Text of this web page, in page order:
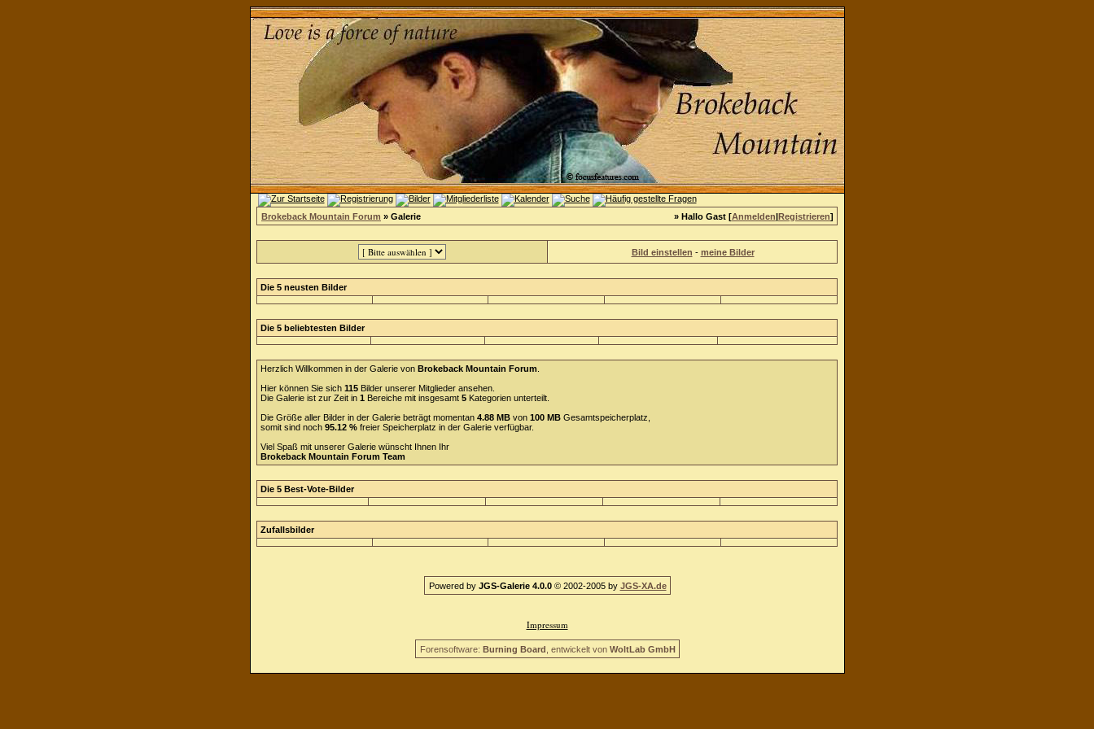
Brokeback Mountain Forum » Galerie » Hallo Gast [Anmelden|Registrieren]
Bild einstellen - meine Bilder
Die 5 neusten Bilder
Die 5 beliebtesten Bilder
Herzlich Willkommen in der Galerie von Brokeback Mountain Forum
Hier können Sie sich 115 Bilder unserer Mitglieder ansehen.
Die Galerie ist zur Zeit in 1 Bereiche mit insgesamt 5 Kategorien unterteilt.
Die Größe aller Bilder in der Galerie beträgt momentan 4.88 MB von 100 MB Gesamtspeicherplatz,
somit sind noch 95.12 % freier Speicherplatz in der Galerie verfügbar.
Viel Spaß mit unserer Galerie wünscht Ihnen Ihr
Brokeback Mountain Forum Team
Die 5 Best-Vote-Bilder
Zufallsbilder
Powered by JGS-Galerie 4.0.0© 2002-2005 by JGS-XA.de
Impressum
Forensoftware: Burning Board , entwickelt von WoltLab GmbH